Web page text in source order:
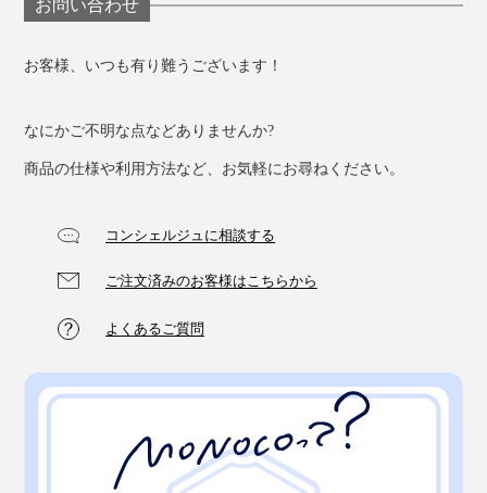
軽い掛け心地なのに、気持ちいい暖かさが一晩中続
く……まるで“洗えるダウン”のような快適さ、ぜひ体験
してください。
お問い合わせ
お客様、いつも有り難うございます！
なにかご不明な点などありませんか?
商品の仕様や利用方法など、お気軽にお尋ねください。
コンシェルジュに相談する
ご注文済みのお客様はこちらから
よくあるご質問